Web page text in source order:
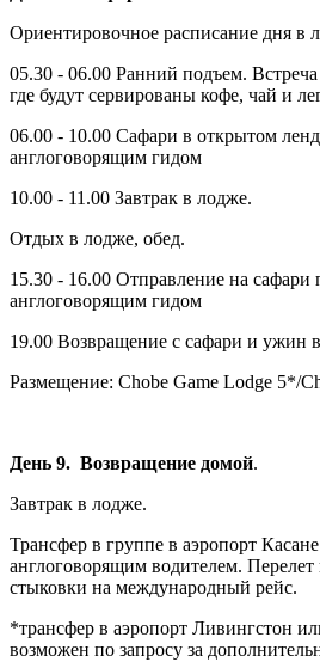
Ориентировочное расписание дня в
05.30 - 06.00 Ранний подъем.
где будут сервированы кофе, чай и
06.00 - 10.00 Сафари в открытом
англоговорящим гидом
10.00 - 11.00 Завтрак в лодже.
Отдых в лодже, обед.
15.30 - 16.00 Отправление на сафари
англоговорящим гидом
19.00 Возвращение с сафари и ужин
Размещение: Chobe Game Lodge 5*/
День 9. Возвращение домой.
Завтрак в лодже.
Трансфер в группе в аэропорт
англоговорящим водителем. Перелет
стыковки на международный рейс.
*трансфер в аэропорт Ливингстон
возможен по запросу за